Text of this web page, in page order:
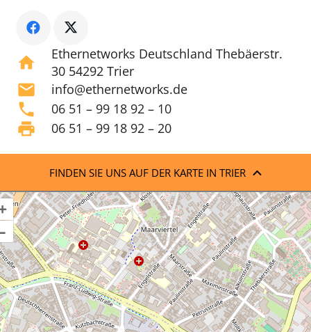
home
Ethernetworks Deutschland Thebäerstr.
30 54292 Trier
mail info@ethernetworks.de
phone 06 51 – 99 18 92 – 10
print 06 51 – 99 18 92 – 20
FINDEN SIE UNS AUF DER KARTE IN TRIER